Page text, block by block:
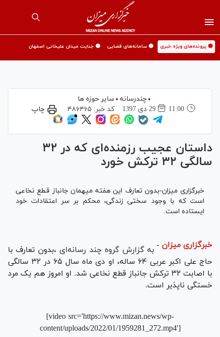
🟡 پرونده‌های ویژه خبری 🟡 سامانه‌های قضایی 🟡 جنایت میدان علیخانی اصفهان
چندرسانه
سایر حوزه ها
11:00
29 دی 1397 کد خبر: ۴۸۶۴۶۵ چاپ
داستان عجیب رزمنده‌ای که در ۳۲
سالگی ۳۲ ترکش خورد
خبرگزاری میزان-بدون تعارف این هفته میهمان جانباز قطع نخاعی
است که با وجود سختی زندگی، محکم بر سر اعتقادات خود
ایستاده است.
خبرگزاری میزان - به گزارش گروه چند رسانه‌ای ،بدون تعارف با
حاج علی اکبر عربی ۶۴ ساله، او دی ماه سال ۶۵ در ۳۲ سالگی
با اصابت ۳۲ ترکش جانباز قطع نخاعی شد. او امروز هم یک مرد
خستگی ناپذیر است.
[video src='https://www.mizan.news/wp-
content/uploads/2022/01/1959281_272.mp4']